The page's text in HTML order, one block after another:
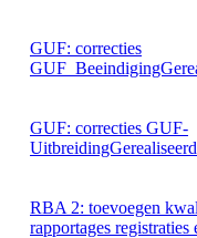
GUF: correcties
GUF: correcties GUF-
RBA 2: toevoegen
rapportages registraties